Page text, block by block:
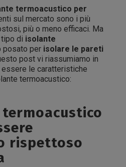
termoacustico per
sul mercato sono i più
più o meno efficaci. Ma
di isolante
posato per isolare le pareti
post vi riassumiamo in
le caratteristiche
termoacustico:
rispettoso